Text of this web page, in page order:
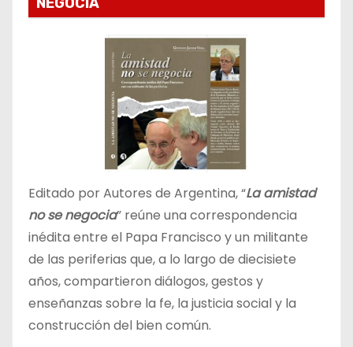
NEGOCIA
Editado por Autores de Argentina, “La amistad
no se negocia” reúne una correspondencia
inédita entre el Papa Francisco y un militante
de las periferias que, a lo largo de diecisiete
años, compartieron diálogos, gestos y
enseñanzas sobre la fe, la justicia social y la
construcción del bien común.